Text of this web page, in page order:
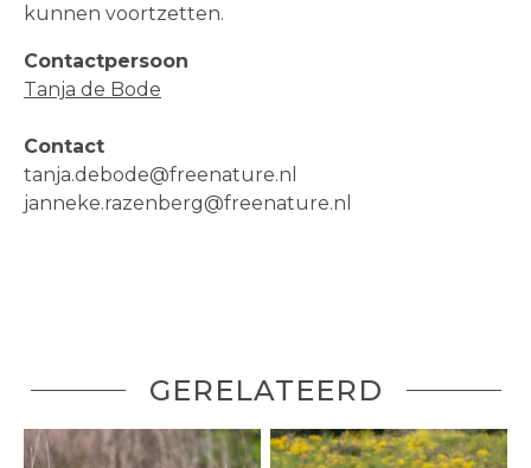
kunnen voortzetten.
Contactpersoon
Tanja de Bode
Contact
tanja.debode@freenature.nl
janneke.razenberg@freenature.nl
GERELATEERD